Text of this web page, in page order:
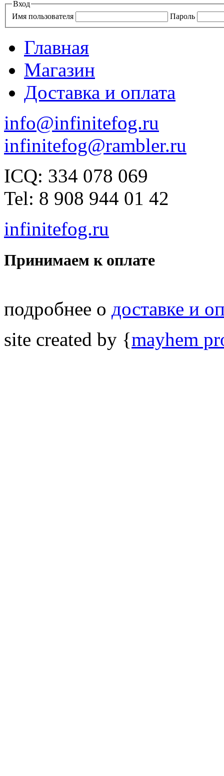
Вход
Имя пользователя
Пароль
Главная
Магазин
Доставка и оплата
info@infinitefog.ru
infinitefog@rambler.ru
ICQ: 334 078 069
Tel: 8 908 944 01 42
infinitefog.ru
Принимаем к оплате
подробнее о доставке и
site created by {mayhem